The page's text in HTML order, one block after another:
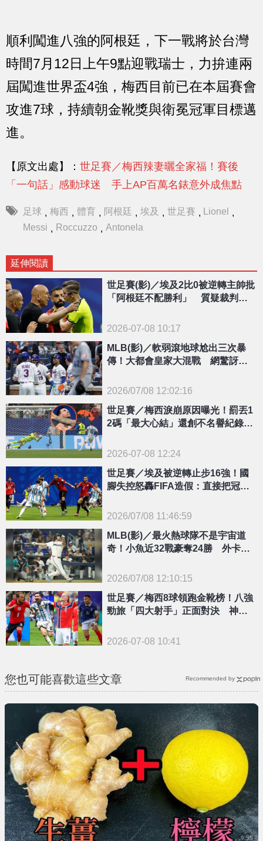
順利闖進八強的阿根廷，下一戰將於台灣
時間7月12日上午9點迎戰瑞士，力拚連兩
屆闖進世界盃4強，梅西目前已在本屆賽會
攻進7球，持續朝金靴獎與衛冕冠軍目標邁
進。
【原文出處】： 世足賽／梅西辣妻曬全家福！賽後
「一句話」感動球迷 手上AP百萬名錶意外成焦點
足球 , 梅西 , 體育 , 阿根廷 , 埃及 , 世足賽 , Lionel ,
Messi , Roccuzzo , Antonela
延伸閱讀
世足賽(影)／埃及2比0被逆轉主帥批
「阿根廷不配勝利」 質疑裁判偏
2026-07-08 10:17
{PLAYICON}
MLB(影)／軟弱滾地球尬出三次暴
傳！大都會皇家大混戰 網驚訝：
2026/07/08 12:02:16
世足賽／梅西淚崩原因曝光！罰丟1
2碼「最大心結」還創不名譽紀錄
2026-07-08 12:24
{PLAYICON}
世足賽／埃及被逆轉止步16強！國
腳失控怒轟FIFA造假：直接把冠軍
2026/07/08 11:46:59
{PLAYICON}
MLB(影)／最火熱球隊不是宇宙道
奇！小魚近32戰豪奪24勝 外卡席
2026/07/08 12:10:15
世足賽／梅西8球領跑金靴榜！八強
勁旅「四大射手」正面對決 神仙
2026-07-08 10:41
您也可能喜歡這些文章 Recommended by